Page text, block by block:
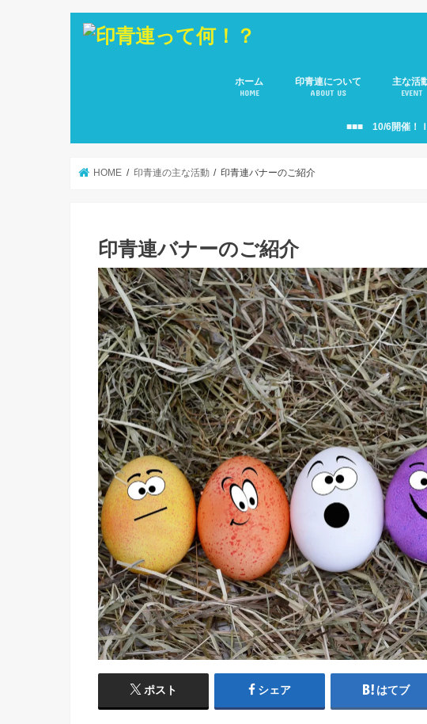
ホーム
HOME
印青連について
ABOUT US
副会長のご紹介
役員メンバーのご紹介
所属８団体(青年部)のご紹介
主な活
EVENT
役員会
印青連
移動サ
大人の
サミッ
印青連
見本市
支援活
10周年
印青連
■■■ 10/6開催！
HOME 印青連の主な活動 印青連バナーのご紹介
印青連バナーのご紹介
ポスト シェア はてブ